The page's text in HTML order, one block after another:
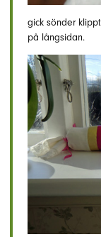
gick sönder
på långsidan.